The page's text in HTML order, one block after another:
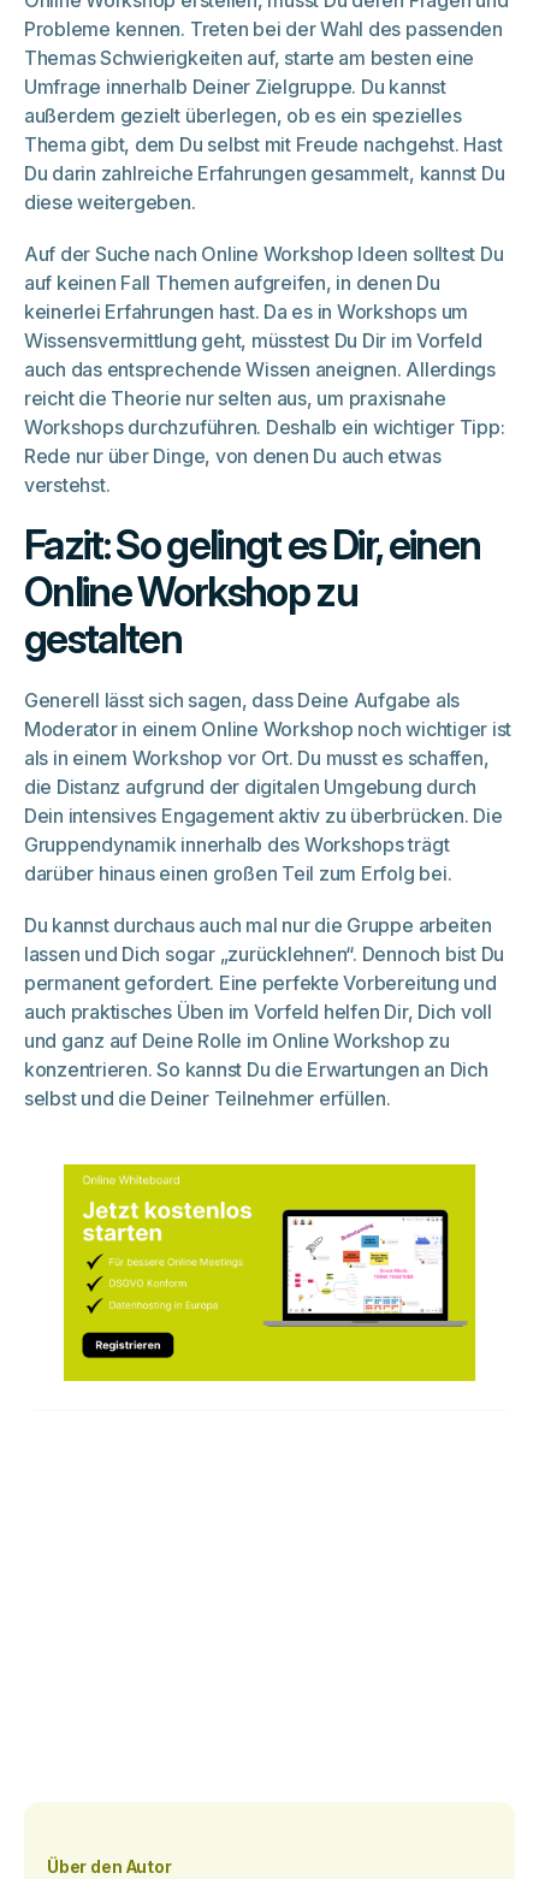
Probleme kennen. Treten bei der Wahl des passenden
Themas Schwierigkeiten auf, starte am besten eine
Umfrage innerhalb Deiner Zielgruppe. Du kannst
außerdem gezielt überlegen, ob es ein spezielles
Thema gibt, dem Du selbst mit Freude nachgehst. Hast
Du darin zahlreiche Erfahrungen gesammelt, kannst Du
diese weitergeben.
Auf der Suche nach Online Workshop Ideen solltest Du
auf keinen Fall Themen aufgreifen, in denen Du
keinerlei Erfahrungen hast. Da es in Workshops um
Wissensvermittlung geht, müsstest Du Dir im Vorfeld
auch das entsprechende Wissen aneignen. Allerdings
reicht die Theorie nur selten aus, um praxisnahe
Workshops durchzuführen. Deshalb ein wichtiger Tipp:
Rede nur über Dinge, von denen Du auch etwas
verstehst.
Fazit: So gelingt es Dir, einen
Online Workshop zu
gestalten
Generell lässt sich sagen, dass Deine Aufgabe als
Moderator in einem Online Workshop noch wichtiger ist
als in einem Workshop vor Ort. Du musst es schaffen,
die Distanz aufgrund der digitalen Umgebung durch
Dein intensives Engagement aktiv zu überbrücken. Die
Gruppendynamik innerhalb des Workshops trägt
darüber hinaus einen großen Teil zum Erfolg bei.
Du kannst durchaus auch mal nur die Gruppe arbeiten
lassen und Dich sogar „zurücklehnen“. Dennoch bist Du
permanent gefordert. Eine perfekte Vorbereitung und
auch praktisches Üben im Vorfeld helfen Dir, Dich voll
und ganz auf Deine Rolle im Online Workshop zu
konzentrieren. So kannst Du die Erwartungen an Dich
selbst und die Deiner Teilnehmer erfüllen.
Über den Autor